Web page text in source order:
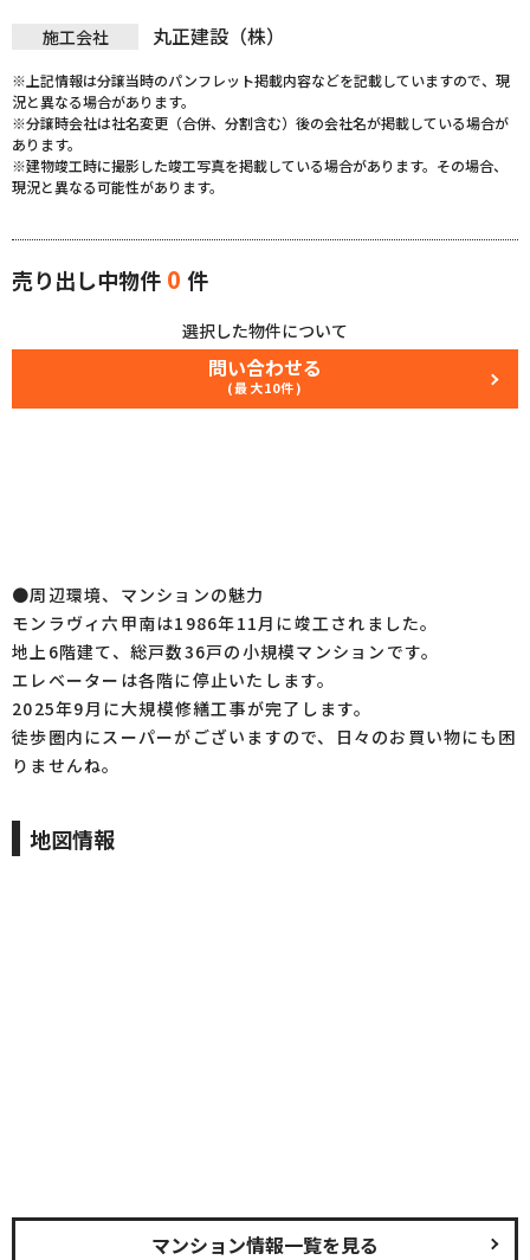
施工会社 丸正建設（株）
※上記情報は分譲当時のパンフレット掲載内容などを記載していますので、現
況と異なる場合があります。
※分譲時会社は社名変更（合併、分割含む）後の会社名が掲載している場合が
あります。
※建物竣工時に撮影した竣工写真を掲載している場合があります。その場合、
現況と異なる可能性があります。
売り出し中物件 0 件
選択した物件について
問い合わせる
(最大10件)
●周辺環境、マンションの魅力
モンラヴィ六甲南は1986年11月に竣工されました。
地上6階建て、総戸数36戸の小規模マンションです。
エレベーターは各階に停止いたします。
2025年9月に大規模修繕工事が完了します。
徒歩圏内にスーパーがございますので、日々のお買い物にも困
りませんね。
地図情報
マンション情報一覧を見る